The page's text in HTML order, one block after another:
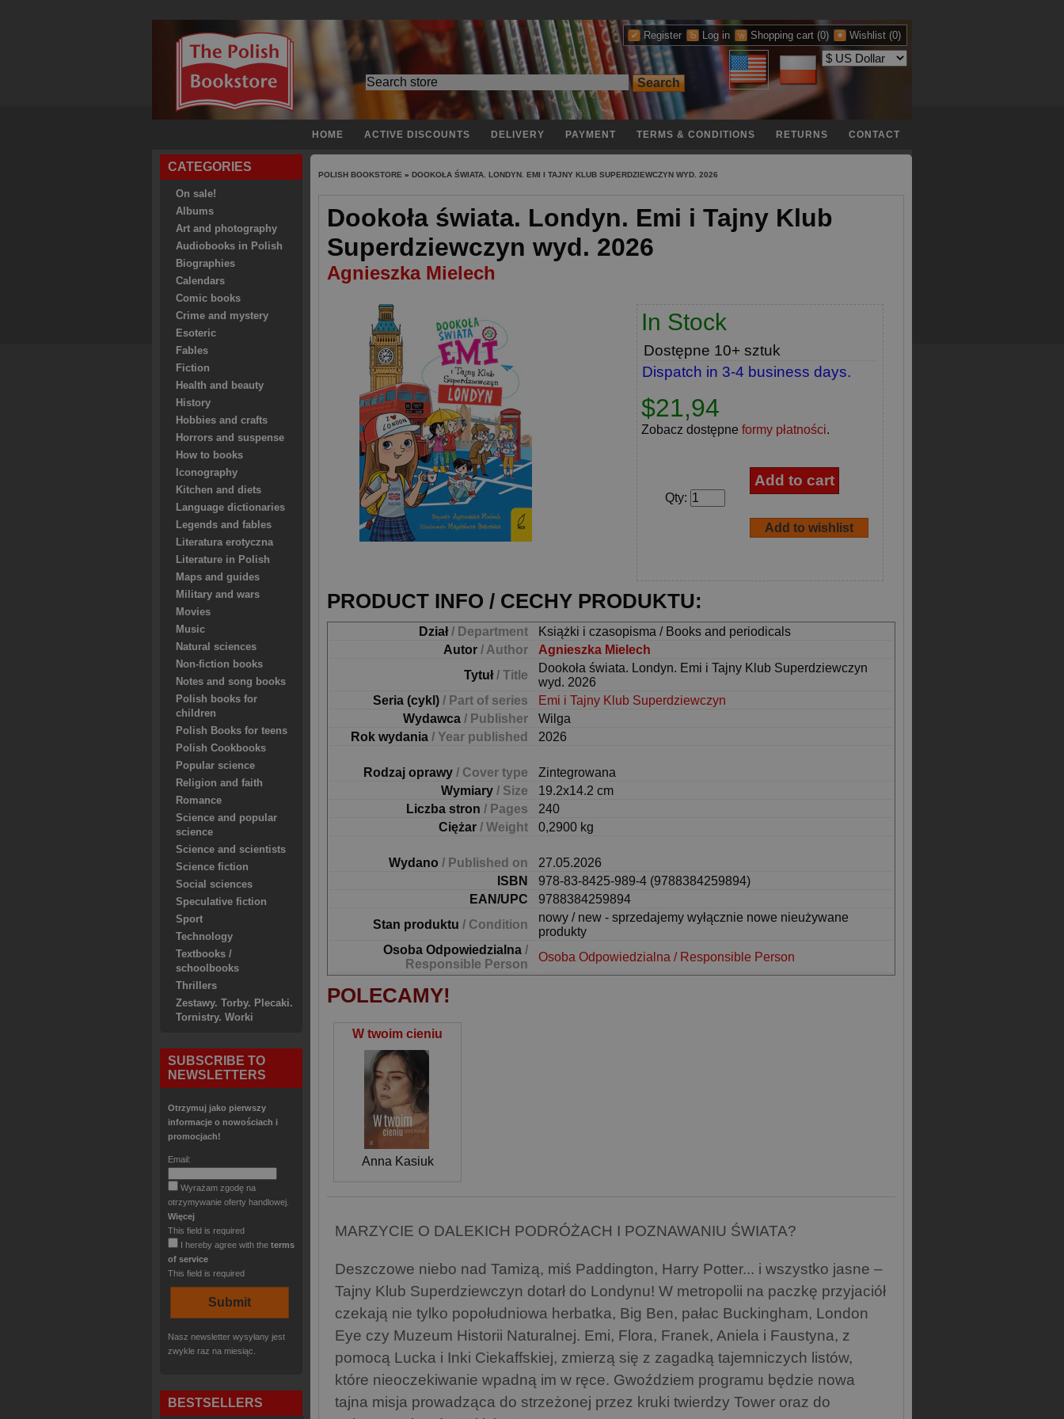
Register Log in Shopping cart (0) Wishlist (0)
HOME ACTIVE DISCOUNTS DELIVERY PAYMENT TERMS & CONDITIONS RETURNS CONTACT
CATEGORIES
On sale!
Albums
Art and photography
Audiobooks in Polish
Biographies
Calendars
Comic books
Crime and mystery
Esoteric
Fables
Fiction
Health and beauty
History
Hobbies and crafts
Horrors and suspense
How to books
Iconography
Kitchen and diets
Language dictionaries
Legends and fables
Literatura erotyczna
Literature in Polish
Maps and guides
Military and wars
Movies
Music
Natural sciences
Non-fiction books
Notes and song books
Polish books for
children
Polish Books for teens
Polish Cookbooks
Popular science
Religion and faith
Romance
Science and popular
science
Science and scientists
Science fiction
Social sciences
Speculative fiction
Sport
Technology
Textbooks /
schoolbooks
Thrillers
Zestawy. Torby. Plecaki.
Tornistry. Worki
SUBSCRIBE TO
NEWSLETTERS
Otrzymuj jako pierwszy
informacje o nowościach i
promocjach!
Email:
Wyrażam zgodę na
otrzymywanie oferty handlowej.
Więcej
This field is required
I hereby agree with the terms
of service
This field is required
Nasz newsletter wysyłany jest
zwykle raz na miesiąc.
BESTSELLERS
POLISH BOOKSTORE » DOOKOŁA ŚWIATA. LONDYN. EMI I TAJNY KLUB SUPERDZIEWCZYN WYD. 2026
Dookoła świata. Londyn. Emi i Tajny Klub
Superdziewczyn wyd. 2026
Agnieszka Mielech
In Stock
Dostępne 10+ sztuk
Dispatch in 3-4 business days.
$21,94
Zobacz dostępne formy płatności.
Qty:
PRODUCT INFO / CECHY PRODUKTU:
Dział/ Department
Książki i czasopisma / Books and periodicals
Autor / Author
Agnieszka Mielech
Tytuł/ Title
Dookoła świata. Londyn. Emi i Tajny Klub Superdziewczyn
wyd. 2026
Seria (cykl) / Part of series
Emi i Tajny Klub Superdziewczyn
Wydawca / Publisher
Wilga
Rok wydania / Year published 2026
Rodzaj oprawy / Cover type
Zintegrowana
Wymiary / Size
19.2x14.2 cm
Liczba stron / Pages
240
Ciężar / Weight 0,2900 kg
Wydano / Published on
27.05.2026
ISBN
978-83-8425-989-4 (9788384259894)
EAN/UPC
9788384259894
Stan produktu / Condition
nowy / new - sprzedajemy wyłącznie nowe nieużywane
produkty
Osoba Odpowiedzialna /
Responsible Person
Osoba Odpowiedzialna / Responsible Person
POLECAMY!
W twoim cieniu
Anna Kasiuk
MARZYCIE O DALEKICH PODRÓŻACH I POZNAWANIU ŚWIATA?
Deszczowe niebo nad Tamizą, miś Paddington, Harry Potter... i wszystko jasne –
Tajny Klub Superdziewczyn dotarł do Londynu! W metropolii na paczkę przyjaciół
czekają nie tylko popołudniowa herbatka, Big Ben, pałac Buckingham, London
Eye czy Muzeum Historii Naturalnej. Emi, Flora, Franek, Aniela i Faustyna, z
pomocą Lucka i Inki Ciekaffskiej, zmierzą się z zagadką tajemniczych listów,
które nieoczekiwanie wpadną im w ręce. Gwoździem programu będzie nowa
tajna misja prowadząca do strzeżonej przez kruki twierdzy Tower oraz do